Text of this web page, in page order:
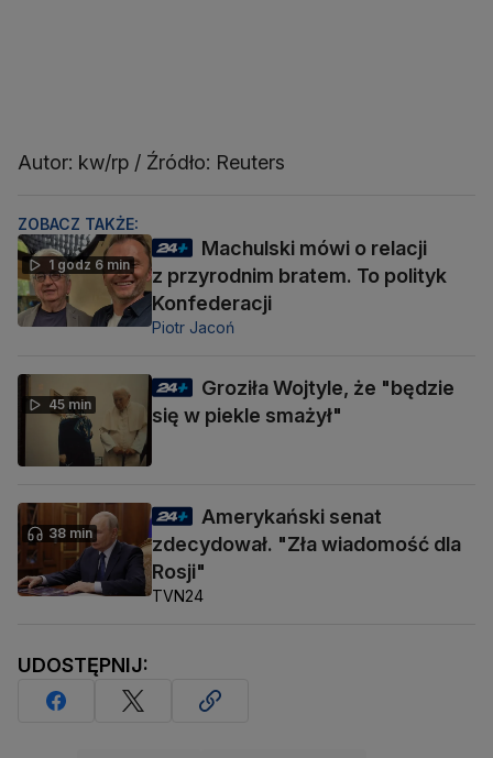
Autor: kw/rp / Źródło: Reuters
ZOBACZ TAKŻE:
1 godz 6 min
Machulski mówi o relacji
z przyrodnim bratem. To polityk
Konfederacji
Piotr Jacoń
45 min
Groziła Wojtyle, że "będzie
się w piekle smażył"
38 min
Amerykański senat
zdecydował. "Zła wiadomość dla
Rosji"
TVN24
UDOSTĘPNIJ: